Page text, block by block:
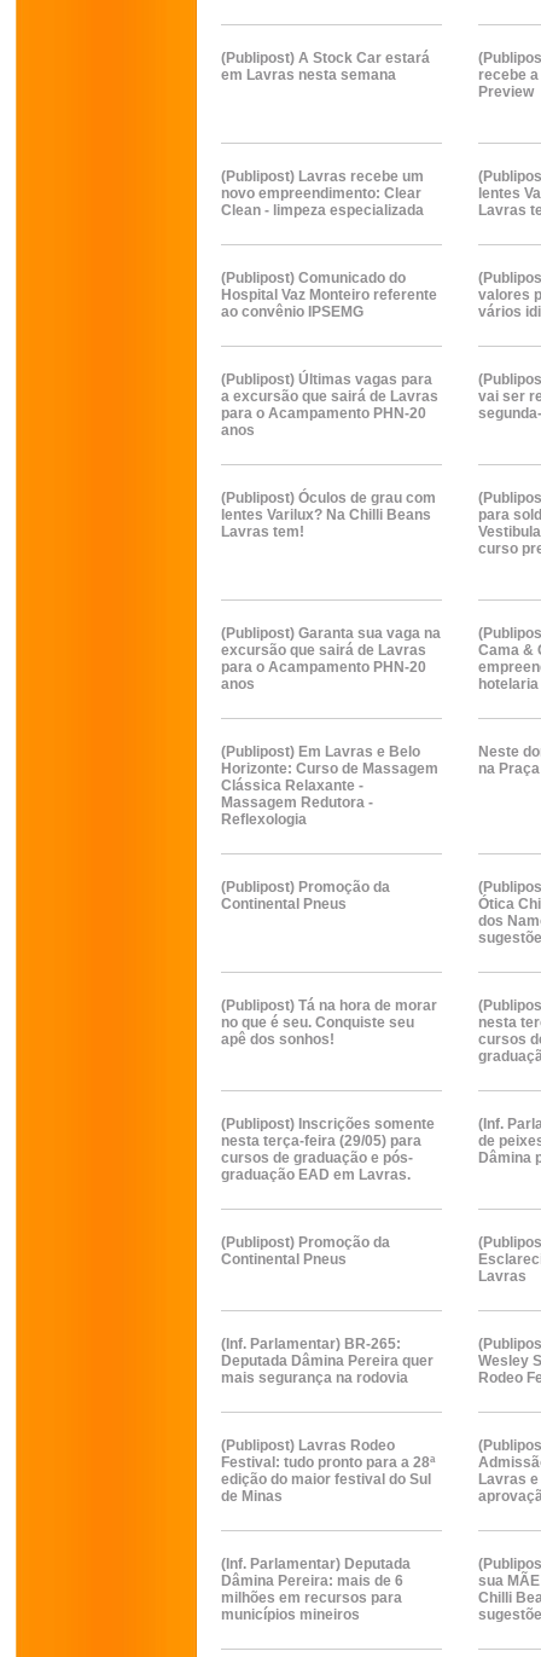
(Publipost) A Stock Car estará
em Lavras nesta semana
recebe
Preview
(Publipost) Lavras recebe um
novo empreendimento: Clear
Clean - limpeza especializada
lentes
Lavras
(Publipost) Comunicado do
Hospital Vaz Monteiro referente
ao convênio IPSEMG
valores
vários
(Publipost) Últimas vagas para
a excursão que sairá de Lavras
para o Acampamento PHN-20
anos
vai ser
(Publipost) Óculos de grau com
lentes Varilux? Na Chilli Beans
Lavras tem!
para
curso
(Publipost) Garanta sua vaga na
excursão que sairá de Lavras
para o Acampamento PHN-20
anos
Cama &
(Publipost) Em Lavras e Belo
Horizonte: Curso de Massagem
Clássica Relaxante -
Massagem Redutora -
Reflexologia
Neste
na
(Publipost) Promoção da
Continental Pneus
Ótica
dos
(Publipost) Tá na hora de morar
no que é seu. Conquiste seu
apê dos sonhos!
nesta
cursos
(Publipost) Inscrições somente
nesta terça-feira (29/05) para
cursos de graduação e pós-
graduação EAD em Lavras.
(Inf.
de
Dâmina
(Publipost) Promoção da
Continental Pneus
Lavras
(Inf. Parlamentar) BR-265:
Deputada Dâmina Pereira quer
mais segurança na rodovia
Wesley
Rodeo
(Publipost) Lavras Rodeo
Festival: tudo pronto para a 28ª
edição do maior festival do Sul
de Minas
Lavras
(Inf. Parlamentar) Deputada
Dâmina Pereira: mais de 6
milhões em recursos para
municípios mineiros
sua
Chilli